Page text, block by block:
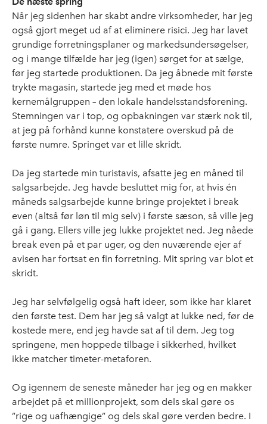
Når jeg sidenhen har skabt andre virksomheder, har jeg
også gjort meget ud af at eliminere risici. Jeg har lavet
grundige forretningsplaner og markedsundersøgelser,
og i mange tilfælde har jeg (igen) sørget for at sælge,
før jeg startede produktionen. Da jeg åbnede mit første
trykte magasin, startede jeg med et møde hos
kernemålgruppen – den lokale handelsstandsforening.
Stemningen var i top, og opbakningen var stærk nok til,
at jeg på forhånd kunne konstatere overskud på de
første numre. Springet var et lille skridt.
Da jeg startede min turistavis, afsatte jeg en måned til
salgsarbejde. Jeg havde besluttet mig for, at hvis én
måneds salgsarbejde kunne bringe projektet i break
even (altså før løn til mig selv) i første sæson, så ville jeg
gå i gang. Ellers ville jeg lukke projektet ned. Jeg nåede
break even på et par uger, og den nuværende ejer af
avisen har fortsat en fin forretning. Mit spring var blot et
skridt.
Jeg har selvfølgelig også haft ideer, som ikke har klaret
den første test. Dem har jeg så valgt at lukke ned, før de
kostede mere, end jeg havde sat af til dem. Jeg tog
springene, men hoppede tilbage i sikkerhed, hvilket
ikke matcher timeter-metaforen.
Og igennem de seneste måneder har jeg og en makker
arbejdet på et millionprojekt, som dels skal gøre os
”rige og uafhængige” og dels skal gøre verden bedre. I